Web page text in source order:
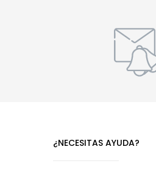
¿NECESITAS AYUDA?